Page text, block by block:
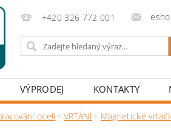
+420 326 772 001
VÝPRODEJ KONTAKTY
oceli VRTÁNÍ Magnetické